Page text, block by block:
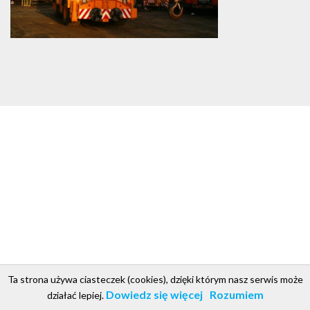
Copyright © 2018. Projekt i realizacja CS Group Polska csgroup.pl
Ta strona używa ciasteczek (cookies), dzięki którym nasz serwis może
działać lepiej. Dowiedz się więcej Rozumiem